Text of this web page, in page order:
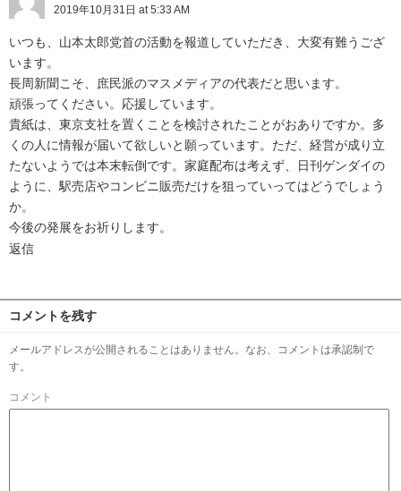
2019年10月31日 at 5:33 AM
いつも、山本太郎党首の活動を報道していただき、大変有難うござ
います。
長周新聞こそ、庶民派のマスメディアの代表だと思います。
頑張ってください。応援しています。
貴紙は、東京支社を置くことを検討されたことがおありですか。多
くの人に情報が届いて欲しいと願っています。ただ、経営が成り立
たないようでは本末転倒です。家庭配布は考えず、日刊ゲンダイの
ように、駅売店やコンビニ販売だけを狙っていってはどうでしょう
か。
今後の発展をお祈りします。
返信
コメントを残す
メールアドレスが公開されることはありません。なお、コメントは承認制で
す。
コメント